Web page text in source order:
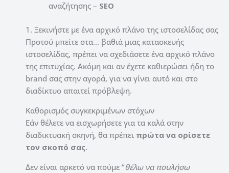
αναζήτησης – SEO
1. Ξεκινήστε με ένα αρχικό πλάνο της ιστοσελίδας σας
Προτού μπείτε στα… βαθιά μιας κατασκευής
ιστοσελίδας, πρέπει να σχεδιάσετε ένα αρχικό πλάνο
της επιτυχίας. Ακόμη και αν έχετε καθιερώσει ήδη το
brand σας στην αγορά, για να γίνει αυτό και στο
διαδίκτυο απαιτεί πρόβλεψη.
Καθορισμός συγκεκριμένων στόχων
Εάν θέλετε να εισχωρήσετε για τα καλά στην
διαδικτυακή σκηνή, θα πρέπει πρώτα να ορίσετε
τον σκοπό σας.
Δεν είναι αρκετό να πούμε “θέλω να πουλήσω